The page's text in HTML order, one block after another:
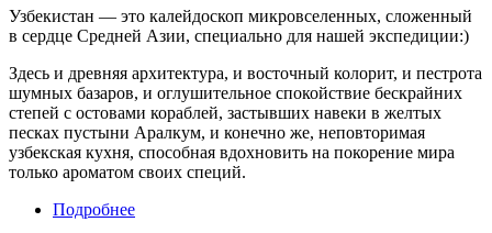
Узбекистан — это калейдоскоп микровселенных, сложенный
в сердце Средней Азии, специально для нашей экспедиции:)
Здесь и древняя архитектура, и восточный колорит, и пестрота
шумных базаров, и оглушительное спокойствие бескрайних
степей с остовами кораблей, застывших навеки в желтых
песках пустыни Аралкум, и конечно же, неповторимая
узбекская кухня, способная вдохновить на покорение мира
только ароматом своих специй.
Подробнее